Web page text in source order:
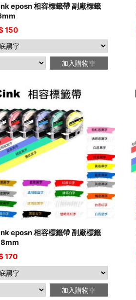
eposn 相容標籤帶 副廠標籤
150
加入購物車
eposn 相容標籤帶 副廠標籤
170
加入購物車